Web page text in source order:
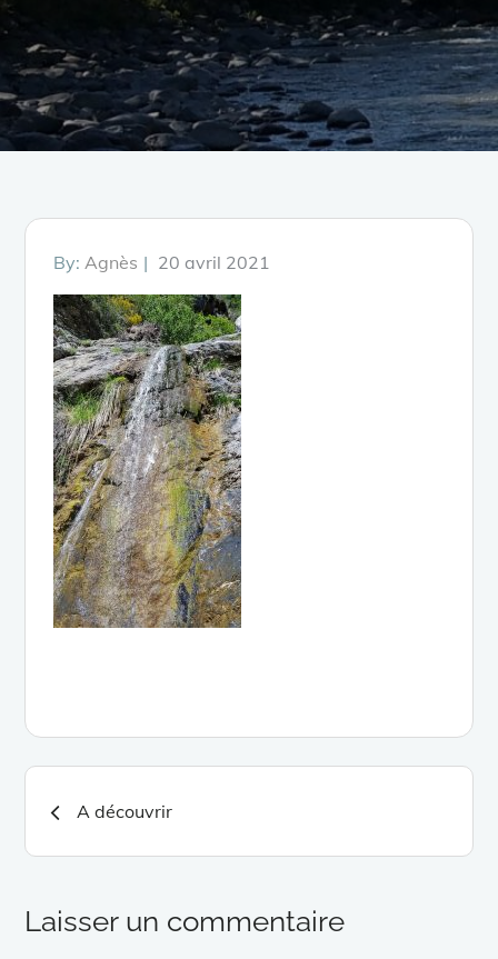
By: Agnès
Posted
on
20 avril 2021
Navigation
de
l’article
A découvrir
Laisser un commentaire